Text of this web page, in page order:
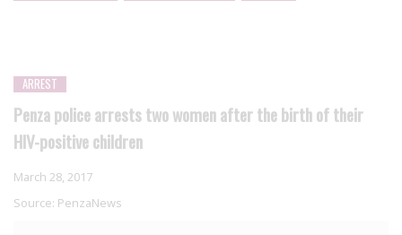
ARREST
Penza police arrests two women after the birth of their
HIV-positive children
March 28, 2017
Source: PenzaNews